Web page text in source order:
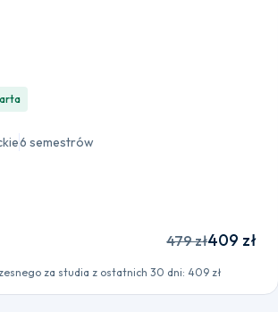
6 semestrów
479 zł409 zł
za studia z ostatnich 30 dni: 409 zł